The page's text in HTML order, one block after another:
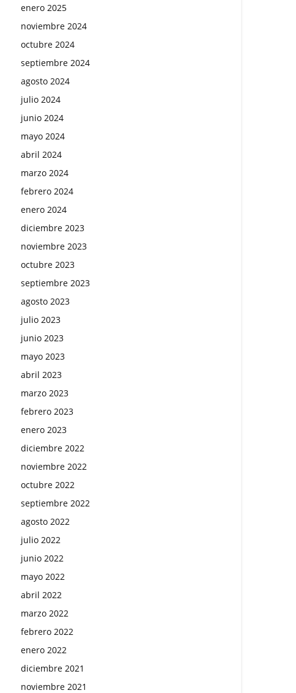
enero 2025
noviembre 2024
octubre 2024
septiembre 2024
agosto 2024
julio 2024
junio 2024
mayo 2024
abril 2024
marzo 2024
febrero 2024
enero 2024
diciembre 2023
noviembre 2023
octubre 2023
septiembre 2023
agosto 2023
julio 2023
junio 2023
mayo 2023
abril 2023
marzo 2023
febrero 2023
enero 2023
diciembre 2022
noviembre 2022
octubre 2022
septiembre 2022
agosto 2022
julio 2022
junio 2022
mayo 2022
abril 2022
marzo 2022
febrero 2022
enero 2022
diciembre 2021
noviembre 2021